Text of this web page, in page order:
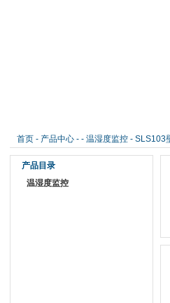
首页- 产品中心- - 温湿度监控- SLS103
产品目录
温湿度监控